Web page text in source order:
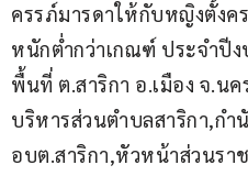
ครรภ์มารดาให้กับหญิงตั้งค
หนักต่ำกว่าเกณฑ์ ประจำปี
พื้นที่ ต.สาริกา อ.เมือง จ.น
บริหารส่วนตำบลสาริกา,ก
อบต.สาริกา,หัวหน้าส่วนรา